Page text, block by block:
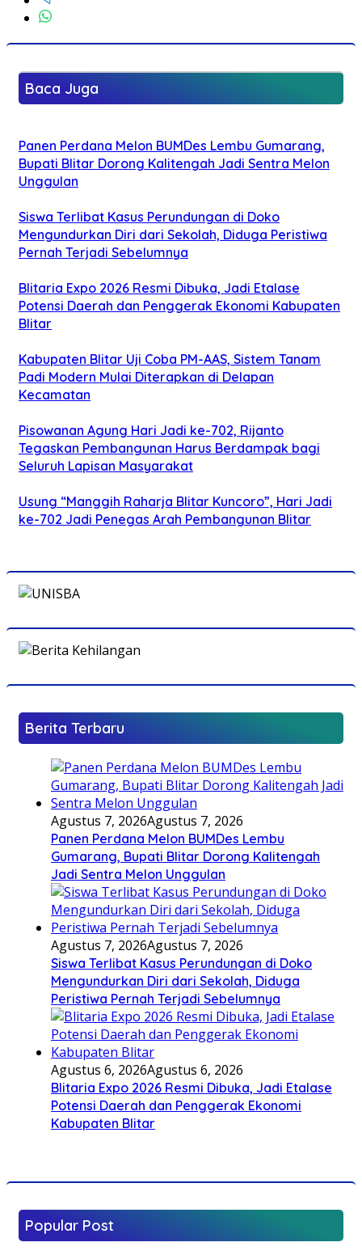
Baca Juga
Panen Perdana Melon BUMDes Lembu Gumarang,
Bupati Blitar Dorong Kalitengah Jadi Sentra Melon
Unggulan
Siswa Terlibat Kasus Perundungan di Doko
Mengundurkan Diri dari Sekolah, Diduga Peristiwa
Pernah Terjadi Sebelumnya
Blitaria Expo 2026 Resmi Dibuka, Jadi Etalase
Potensi Daerah dan Penggerak Ekonomi Kabupaten
Blitar
Kabupaten Blitar Uji Coba PM-AAS, Sistem Tanam
Padi Modern Mulai Diterapkan di Delapan
Kecamatan
Pisowanan Agung Hari Jadi ke-702, Rijanto
Tegaskan Pembangunan Harus Berdampak bagi
Seluruh Lapisan Masyarakat
Usung “Manggih Raharja Blitar Kuncoro”, Hari Jadi
ke-702 Jadi Penegas Arah Pembangunan Blitar
Berita Terbaru
Agustus 7, 2026Agustus 7, 2026
Panen Perdana Melon BUMDes Lembu
Gumarang, Bupati Blitar Dorong Kalitengah
Jadi Sentra Melon Unggulan
Agustus 7, 2026Agustus 7, 2026
Siswa Terlibat Kasus Perundungan di Doko
Mengundurkan Diri dari Sekolah, Diduga
Peristiwa Pernah Terjadi Sebelumnya
Agustus 6, 2026Agustus 6, 2026
Blitaria Expo 2026 Resmi Dibuka, Jadi Etalase
Potensi Daerah dan Penggerak Ekonomi
Kabupaten Blitar
Popular Post